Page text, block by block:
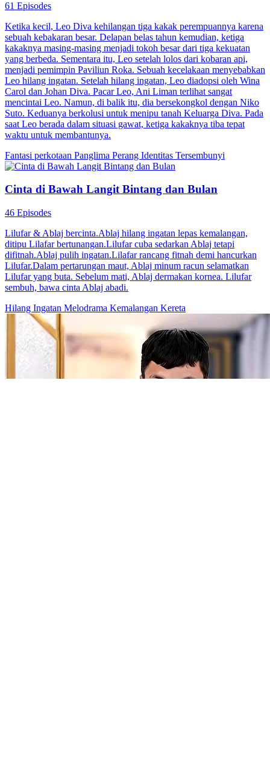
61 Episodes
Ketika kecil, Leo Diva kehilangan tiga kakak perempuannya karena
sebuah kebakaran besar. Delapan belas tahun kemudian, ketiga
kakaknya masing-masing menjadi tokoh besar dari tiga kekuatan
yang berbeda. Sementara itu, Leo setelah lolos dari kobaran api,
menjadi pemimpin Paviliun Roka. Sebuah kecelakaan menyebabkan
Leo hilang ingatan. Setelah hilang ingatan, Leo diadopsi oleh Wina
Carol dan Johan Diva. Pacar Leo, Ani Liman terlihat sangat
mencintai Leo. Namun, di balik itu, dia bersekongkol dengan Niko
Suto. Keduanya berkolusi untuk menipu tanah Keluarga Diva. Pada
saat Leo berada dalam situasi gawat, ketiga kakaknya tiba tepat
waktu untuk membantunya.
Fantasi perkotaan Panglima Perang Identitas Tersembunyi
Cinta di Bawah Langit Bintang dan Bulan
46 Episodes
Lilufar & Ablaj bercinta.Ablaj hilang ingatan lepas kemalangan,
ditipu Lilafar bertunangan.Lilufar cuba sedarkan Ablaj tetapi
difitnah.Ablaj pulih ingatan.Lilafar rancang fitnah demi hancurkan
Lilufar.Dalam pertarungan maut, Ablaj minum racun selamatkan
Lilufar yang buta. Sebelum mati, Ablaj dermakan kornea. Lilufar
sembuh, bawa cinta Ablaj abadi.
Hilang Ingatan Melodrama Kemalangan Kereta